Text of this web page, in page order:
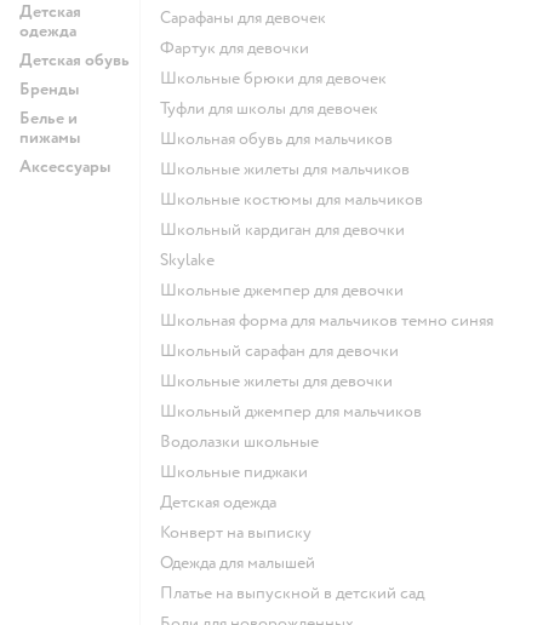
Детская
одежда
Детская обувь
Бренды
Белье и
пижамы
Аксессуары
Сарафаны для девочек
Фартук для девочки
Школьные брюки для девочек
Туфли для школы для девочек
Школьная обувь для мальчиков
Школьные жилеты для мальчиков
Школьные костюмы для мальчиков
Школьный кардиган для девочки
Skylake
Школьные джемпер для девочки
Школьная форма для мальчиков темно синяя
Школьный сарафан для девочки
Школьные жилеты для девочки
Школьный джемпер для мальчиков
Водолазки школьные
Школьные пиджаки
Детская одежда
Конверт на выписку
Одежда для малышей
Платье на выпускной в детский сад